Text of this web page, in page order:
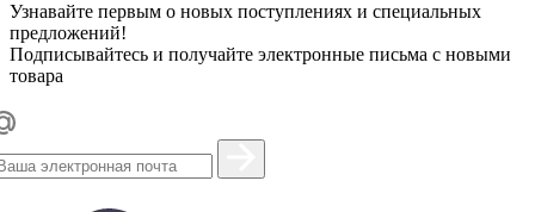
Узнавайте первым о новых поступлениях и специальных
предложений!
Подписывайтесь и получайте электронные письма с новыми
товара